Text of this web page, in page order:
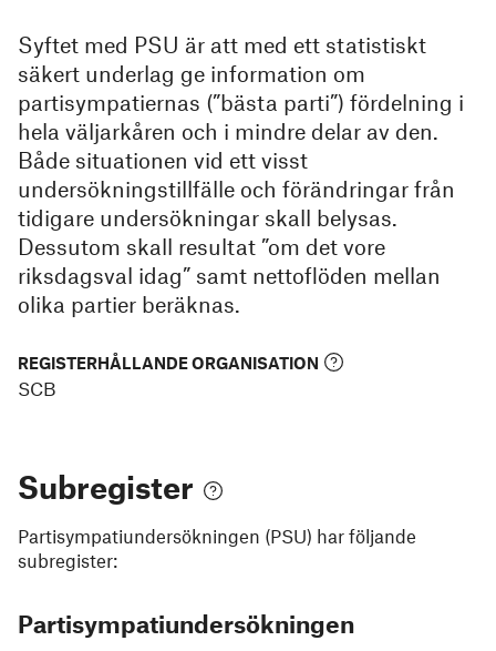
Syftet med PSU är att med ett statistiskt
säkert underlag ge information om
partisympatiernas (”bästa parti”) fördelning i
hela väljarkåren och i mindre delar av den.
Både situationen vid ett visst
undersökningstillfälle och förändringar från
tidigare undersökningar skall belysas.
Dessutom skall resultat ”om det vore
riksdagsval idag” samt nettoflöden mellan
olika partier beräknas.
REGISTERHÅLLANDE ORGANISATION
SCB
Subregister
Partisympatiundersökningen (PSU) har följande
subregister:
Partisympatiundersökningen